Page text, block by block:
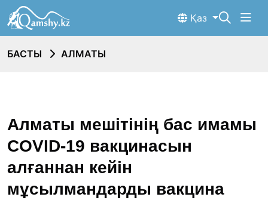
Қаз
БАСТЫ АЛМАТЫ
Алматы мешітінің бас имамы
COVID-19 вакцинасын
алғаннан кейін
мұсылмандарды вакцина